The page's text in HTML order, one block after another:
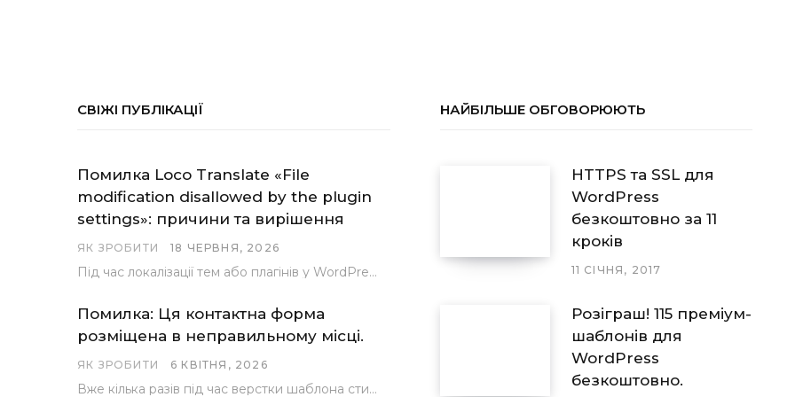
СВІЖІ ПУБЛІКАЦІЇ
Помилка Loco Translate «File
modification disallowed by the plugin
settings»: причини та вирішення
ЯК ЗРОБИТИ 18 ЧЕРВНЯ, 2026
Під час локалізації тем або плагінів у WordPress за допомогою популярного інструменту Loco Translate розробники…
Помилка: Ця контактна форма
розміщена в неправильному місці.
ЯК ЗРОБИТИ 6 КВІТНЯ, 2026
Вже кілька разів під час верстки шаблона стикалися з проблемою, коли замість контактної форми, згенерованої…
НАЙБІЛЬШЕ ОБГОВОРЮЮТЬ
HTTPS та SSL для
WordPress
безкоштовно за 11
кроків
11 СІЧНЯ, 2017
Розіграш! 115 преміум-
шаблонів для
WordPress
безкоштовно.